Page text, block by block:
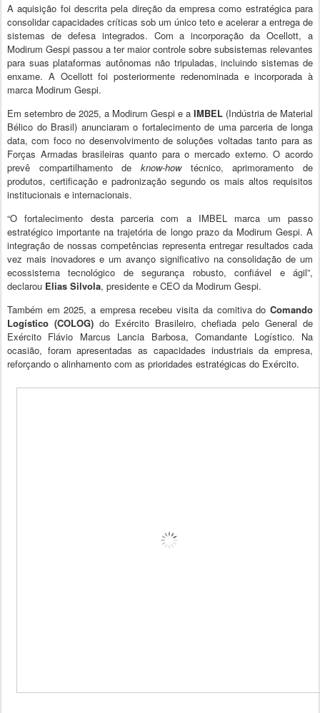
A aquisição foi descrita pela direção da empresa como estratégica para
consolidar capacidades críticas sob um único teto e acelerar a entrega de
sistemas de defesa integrados. Com a incorporação da Ocellott, a
Modirum Gespi passou a ter maior controle sobre subsistemas relevantes
para suas plataformas autônomas não tripuladas, incluindo sistemas de
enxame. A Ocellott foi posteriormente redenominada e incorporada à
marca Modirum Gespi.
Em setembro de 2025, a Modirum Gespi e a IMBEL (Indústria de Material
Bélico do Brasil) anunciaram o fortalecimento de uma parceria de longa
data, com foco no desenvolvimento de soluções voltadas tanto para as
Forças Armadas brasileiras quanto para o mercado externo. O acordo
prevê compartilhamento de know-howtécnico, aprimoramento de
produtos, certificação e padronização segundo os mais altos requisitos
institucionais e internacionais.
“O fortalecimento desta parceria com a IMBEL marca um passo
estratégico importante na trajetória de longo prazo da Modirum Gespi. A
integração de nossas competências representa entregar resultados cada
vez mais inovadores e um avanço significativo na consolidação de um
ecossistema tecnológico de segurança robusto, confiável e ágil”,
declarou Elias Silvola, presidente e CEO da Modirum Gespi.
Também em 2025, a empresa recebeu visita da comitiva do Comando
Logístico (COLOG)do Exército Brasileiro, chefiada pelo General de
Exército Flávio Marcus Lancia Barbosa, Comandante Logístico. Na
ocasião, foram apresentadas as capacidades industriais da empresa,
reforçando o alinhamento com as prioridades estratégicas do Exército.